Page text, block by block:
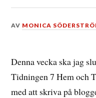
DEN
2012
AV MONICA
Denna vecka ska jag
Tidningen 7 Hem och
med att skriva på